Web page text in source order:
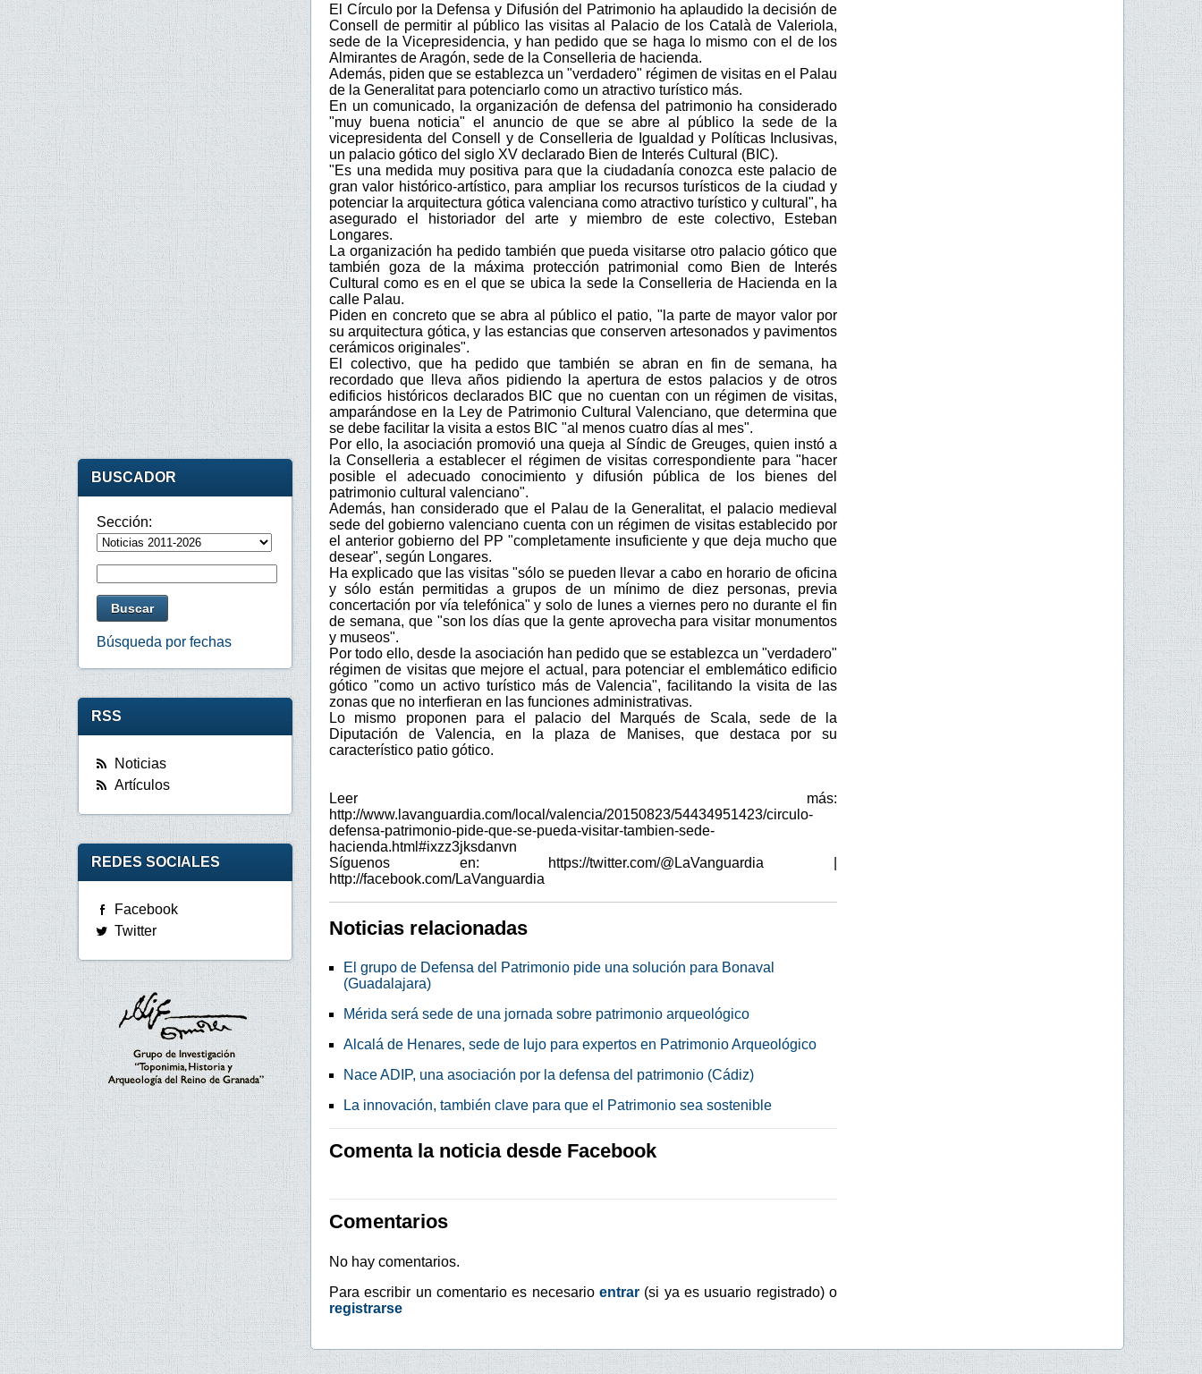
El Círculo por la Defensa y Difusión del Patrimonio ha aplaudido la decisión de
Consell de permitir al público las visitas al Palacio de los Català de Valeriola,
sede de la Vicepresidencia, y han pedido que se haga lo mismo con el de los
Almirantes de Aragón, sede de la Conselleria de hacienda.
Además, piden que se establezca un "verdadero" régimen de visitas en el Palau
de la Generalitat para potenciarlo como un atractivo turístico más.
En un comunicado, la organización de defensa del patrimonio ha considerado
"muy buena noticia" el anuncio de que se abre al público la sede de la
vicepresidenta del Consell y de Conselleria de Igualdad y Políticas Inclusivas,
un palacio gótico del siglo XV declarado Bien de Interés Cultural (BIC).
"Es una medida muy positiva para que la ciudadanía conozca este palacio de
gran valor histórico-artístico, para ampliar los recursos turísticos de la ciudad y
potenciar la arquitectura gótica valenciana como atractivo turístico y cultural", ha
asegurado el historiador del arte y miembro de este colectivo, Esteban
Longares.
La organización ha pedido también que pueda visitarse otro palacio gótico que
también goza de la máxima protección patrimonial como Bien de Interés
Cultural como es en el que se ubica la sede la Conselleria de Hacienda en la
calle Palau.
Piden en concreto que se abra al público el patio, "la parte de mayor valor por
su arquitectura gótica, y las estancias que conserven artesonados y pavimentos
cerámicos originales".
El colectivo, que ha pedido que también se abran en fin de semana, ha
recordado que lleva años pidiendo la apertura de estos palacios y de otros
edificios históricos declarados BIC que no cuentan con un régimen de visitas,
amparándose en la Ley de Patrimonio Cultural Valenciano, que determina que
se debe facilitar la visita a estos BIC "al menos cuatro días al mes".
Por ello, la asociación promovió una queja al Síndic de Greuges, quien instó a
la Conselleria a establecer el régimen de visitas correspondiente para "hacer
posible el adecuado conocimiento y difusión pública de los bienes del
patrimonio cultural valenciano".
Además, han considerado que el Palau de la Generalitat, el palacio medieval
sede del gobierno valenciano cuenta con un régimen de visitas establecido por
el anterior gobierno del PP "completamente insuficiente y que deja mucho que
desear", según Longares.
Ha explicado que las visitas "sólo se pueden llevar a cabo en horario de oficina
y sólo están permitidas a grupos de un mínimo de diez personas, previa
concertación por vía telefónica" y solo de lunes a viernes pero no durante el fin
de semana, que "son los días que la gente aprovecha para visitar monumentos
y museos".
Por todo ello, desde la asociación han pedido que se establezca un "verdadero"
régimen de visitas que mejore el actual, para potenciar el emblemático edificio
gótico "como un activo turístico más de Valencia", facilitando la visita de las
zonas que no interfieran en las funciones administrativas.
Lo mismo proponen para el palacio del Marqués de Scala, sede de la
Diputación de Valencia, en la plaza de Manises, que destaca por su
característico patio gótico.
Leer más:
http://www.lavanguardia.com/local/valencia/20150823/54434951423/circulo-
defensa-patrimonio-pide-que-se-pueda-visitar-tambien-sede-
hacienda.html#ixzz3jksdanvn
Síguenos en: https://twitter.com/@LaVanguardia |
http://facebook.com/LaVanguardia
Noticias relacionadas
El grupo de Defensa del Patrimonio pide una solución para Bonaval
(Guadalajara)
Mérida será sede de una jornada sobre patrimonio arqueológico
Alcalá de Henares, sede de lujo para expertos en Patrimonio Arqueológico
Nace ADIP, una asociación por la defensa del patrimonio (Cádiz)
La innovación, también clave para que el Patrimonio sea sostenible
Comenta la noticia desde Facebook
Comentarios
No hay comentarios.
Para escribir un comentario es necesario entrar (si ya es usuario registrado) o
registrarse
BUSCADOR
Sección:
Búsqueda por fechas
RSS
Noticias
Artículos
REDES SOCIALES
Facebook
Twitter